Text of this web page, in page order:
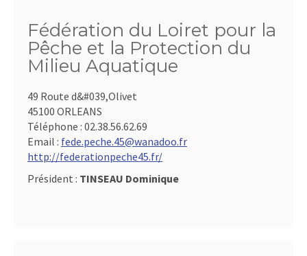
Fédération du Loiret pour la
Pêche et la Protection du
Milieu Aquatique
49 Route d&#039,Olivet
45100 ORLEANS
Téléphone : 02.38.56.62.69
Email : fede.peche.45@wanadoo.fr
http://federationpeche45.fr/
Président : TINSEAU Dominique